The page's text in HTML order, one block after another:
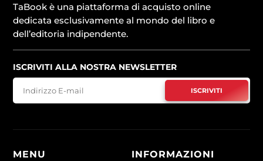
TaBook è una piattaforma di acquisto online
dedicata esclusivamente al mondo del libro e
dell’editoria indipendente.
ISCRIVITI ALLA NOSTRA NEWSLETTER
ISCRIVITI
MENU INFORMAZIONI